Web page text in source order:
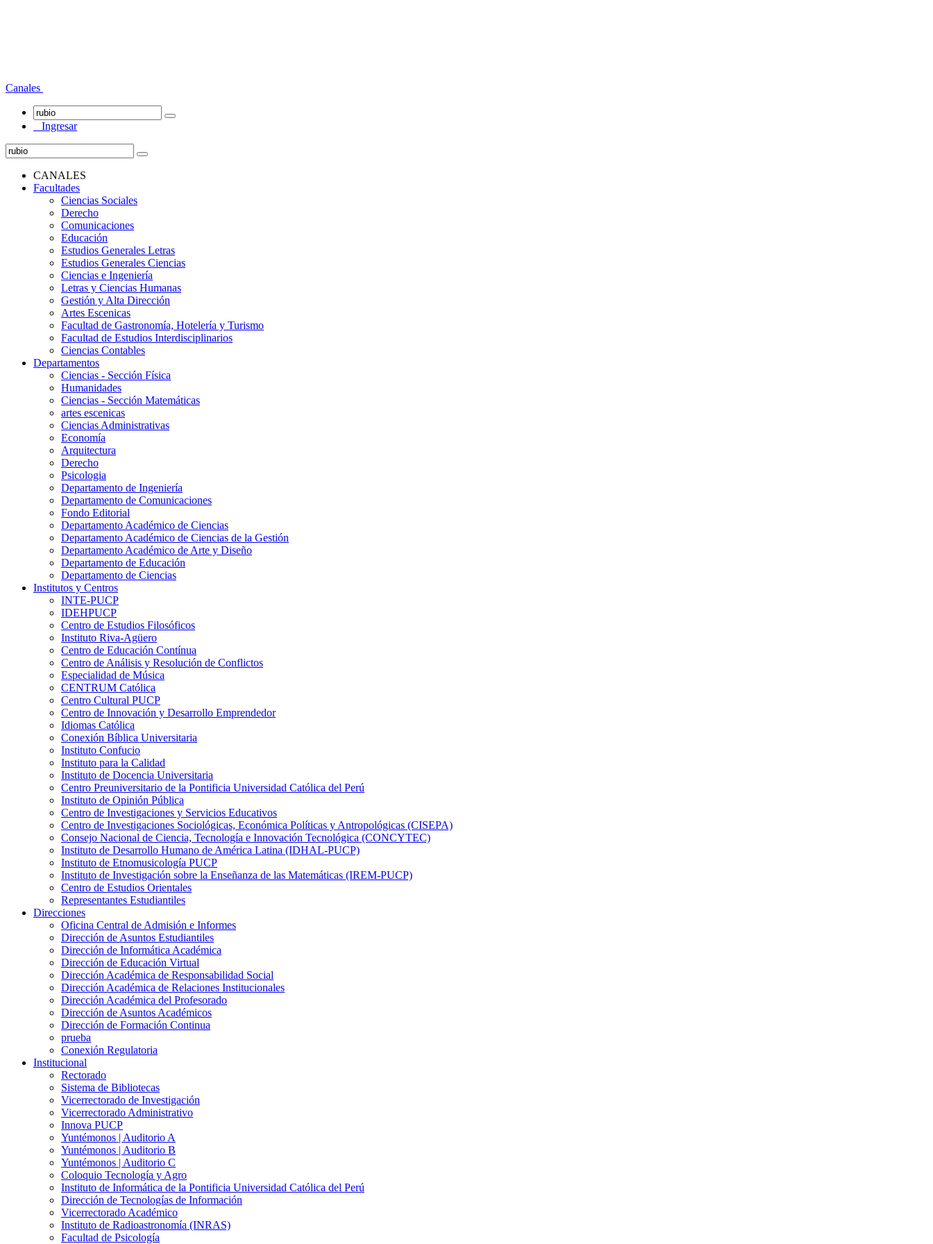
Canales
Ingresar
CANALES
Facultades
Ciencias Sociales
Derecho
Comunicaciones
Educación
Estudios Generales Letras
Estudios Generales Ciencias
Ciencias e Ingeniería
Letras y Ciencias Humanas
Gestión y Alta Dirección
Artes Escenicas
Facultad de Gastronomía, Hotelería y Turismo
Facultad de Estudios Interdisciplinarios
Ciencias Contables
Departamentos
Ciencias - Sección Física
Humanidades
Ciencias - Sección Matemáticas
artes escenicas
Ciencias Administrativas
Economía
Arquitectura
Derecho
Psicologia
Departamento de Ingeniería
Departamento de Comunicaciones
Fondo Editorial
Departamento Académico de Ciencias
Departamento Académico de Ciencias de la Gestión
Departamento Académico de Arte y Diseño
Departamento de Educación
Departamento de Ciencias
Institutos y Centros
INTE-PUCP
IDEHPUCP
Centro de Estudios Filosóficos
Instituto Riva-Agüero
Centro de Educación Contínua
Centro de Análisis y Resolución de Conflictos
Especialidad de Música
CENTRUM Católica
Centro Cultural PUCP
Centro de Innovación y Desarrollo Emprendedor
Idiomas Católica
Conexión Bíblica Universitaria
Instituto Confucio
Instituto para la Calidad
Instituto de Docencia Universitaria
Centro Preuniversitario de la Pontificia Universidad Católica del Perú
Instituto de Opinión Pública
Centro de Investigaciones y Servicios Educativos
Centro de Investigaciones Sociológicas, Económica Políticas y Antropológicas (CISEPA)
Consejo Nacional de Ciencia, Tecnología e Innovación Tecnológica (CONCYTEC)
Instituto de Desarrollo Humano de América Latina (IDHAL-PUCP)
Instituto de Etnomusicología PUCP
Instituto de Investigación sobre la Enseñanza de las Matemáticas (IREM-PUCP)
Centro de Estudios Orientales
Representantes Estudiantiles
Direcciones
Oficina Central de Admisión e Informes
Dirección de Asuntos Estudiantiles
Dirección de Informática Académica
Dirección de Educación Virtual
Dirección Académica de Responsabilidad Social
Dirección Académica de Relaciones Institucionales
Dirección Académica del Profesorado
Dirección de Asuntos Académicos
Dirección de Formación Continua
prueba
Conexión Regulatoria
Institucional
Rectorado
Sistema de Bibliotecas
Vicerrectorado de Investigación
Vicerrectorado Administrativo
Innova PUCP
Yuntémonos | Auditorio A
Yuntémonos | Auditorio B
Yuntémonos | Auditorio C
Coloquio Tecnología y Agro
Instituto de Informática de la Pontificia Universidad Católica del Perú
Dirección de Tecnologías de Información
Vicerrectorado Académico
Instituto de Radioastronomía (INRAS)
Facultad de Psicología